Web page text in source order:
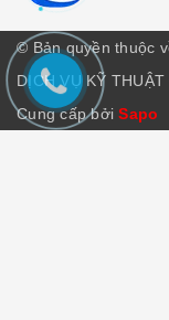
© Bản quyền thuộc
DỊCH VỤ KỸ THUẬT
Cung cấp bởiSapo